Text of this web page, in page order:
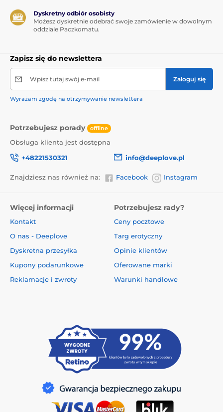
Dyskretny odbiór osobisty
Możesz dyskretnie odebrać swoje zamówienie w dowolnym
oddziale Paczkomatu.
Zapisz się do newslettera
Wpisz tutaj swój e-mail Zaloguj się
Wyrażam zgodę na otrzymywanie newslettera
Potrzebujesz porady offline
Obsługa klienta jest dostępna
+48221530321
info@deeplove.pl
Znajdziesz nas również na: Facebook Instagram
Więcej informacji
Kontakt
O nas - Deeplove
Dyskretna przesyłka
Kupony podarunkowe
Reklamacje i zwroty
Potrzebujesz rady?
Ceny pocztowe
Targ erotyczny
Opinie klientów
Oferowane marki
Warunki handlowe